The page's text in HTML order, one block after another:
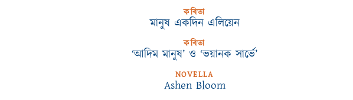
কবিতা
মানুষ একদিন এলিয়েন
কবিতা
‘আদিম মানুষ’ ও ‘ভয়ানক সার্ভে’
NOVELLA
Ashen Bloom